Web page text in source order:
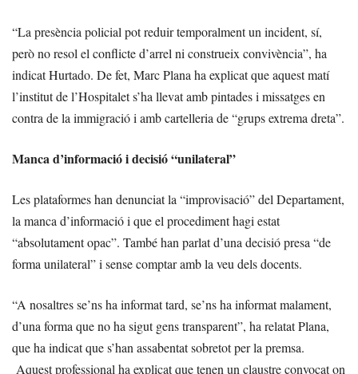
“La presència policial pot reduir temporalment un incident, sí,
però no resol el conflicte d’arrel ni construeix convivència”, ha
indicat Hurtado. De fet, Marc Plana ha explicat que aquest matí
l’institut de l’Hospitalet s’ha llevat amb pintades i missatges en
contra de la immigració i amb cartelleria de “grups extrema dreta”.
Manca d’informació i decisió “unilateral”
Les plataformes han denunciat la “improvisació” del Departament,
la manca d’informació i que el procediment hagi estat
“absolutament opac”. També han parlat d’una decisió presa “de
forma unilateral” i sense comptar amb la veu dels docents.
“A nosaltres se’ns ha informat tard, se’ns ha informat malament,
d’una forma que no ha sigut gens transparent”, ha relatat Plana,
que ha indicat que s’han assabentat sobretot per la premsa.
Aquest professional ha explicat que tenen un claustre convocat on